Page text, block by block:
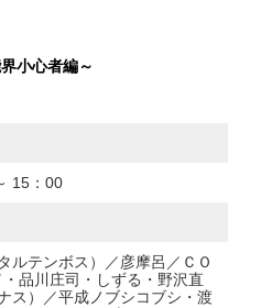
小心者編～
15：00
ルテンボス）／彦摩呂／ＣＯ
品川庄司・しずる・野沢直
ス）／平成ノブシコブシ・渡